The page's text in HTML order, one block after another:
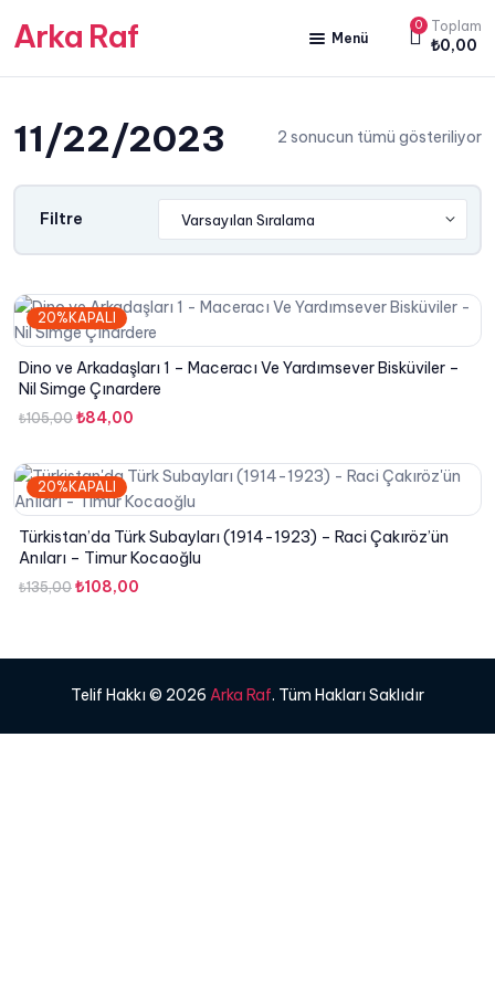
Arka Raf Menü
ANA SAYFA
HAKKIMIZDA
YAZARLARIMIZ
0 Toplam
₺0,00
11/22/2023 2 sonucun tümü gösteriliyor
Filtre
20%KAPALI
Dino ve Arkadaşları 1 – Maceracı Ve Yardımsever Bisküviler –
Nil Simge Çınardere
₺105,00 Orijinal
₺105,00.
₺84,00
fiyat:
₺84,00.
20%KAPALI
Türkistan’da Türk Subayları (1914-1923) – Raci Çakıröz’ün
Anıları – Timur Kocaoğlu
₺135,00 Orijinal
₺108,00
₺108,00.
Telif Hakkı © 2026 Arka Raf. Tüm Hakları Saklıdır